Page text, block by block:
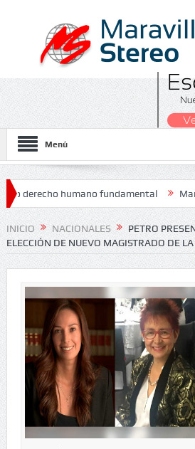
Menú
humano fundamental Maratón
INICIO NACIONALES
PETRO
ELECCIÓN DE NUEVO MAGISTRADO DE